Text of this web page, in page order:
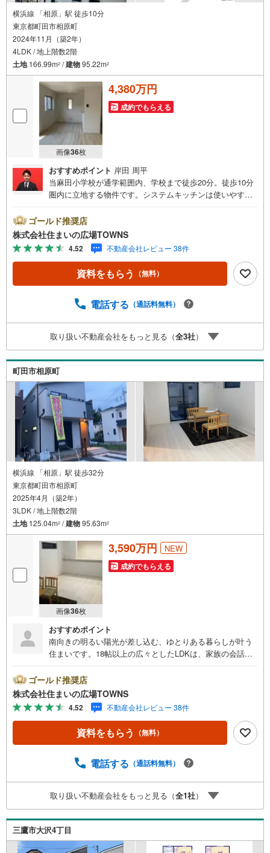
横浜線 「相原」駅 徒歩10分
東京都町田市相原町
2024年11月（築2年）
4LDK / 地上階数2階
土地166.99m2 /建物95.22m2
画像36枚
4,380万円
成約でもらえる
おすすめポイント 岸田 周平
当麻田小学校が通学範囲内、学校まで徒歩20分。徒歩10分
圏内に立地する物件です。システムキッチンは使いやすく
い追焚機能のある浴室です。光や風を感じながら休日を過
ごすことのできるテラスは魅力的です。4LDKの物件は室内
も広々としており、開放感があります。バリアフリーでご
両親との暮らしにもおすすめです。
ゴールド推奨店
株式会社住まいの広場TOWNS
4.52 不動産会社レビュー 38件
資料をもらう （無料）
電話する （通話料無料）
取り扱い不動産会社をもっと見る（全3社）
町田市相原町
横浜線 「相原」駅 徒歩32分
東京都町田市相原町
2025年4月（築2年）
3LDK / 地上階数2階
土地125.04m2 /建物95.63m2
画像36枚
3,590万円 NEW
成約でもらえる
おすすめポイント
南向きの明るい陽光が差し込む、ゆとりある暮らしが叶う
住まいです。18帖以上の広々としたLDKは、家族の会話が
感にあふれています。南庭やバルコニーからは心地よい風
が通り抜け、一年中快適にお過ごしいただけます。設備面
も充実しており、家事負担を軽減する食器洗乾燥機や、防
犯性に優れたスマートキー、断熱性の高い複層ガラスな
ど、日々の暮らしを支える機能が満載です。耐震構造や省
エネ対策も施されており、将来にわたって長く安心して住
さなお子様がいるご家庭にも嬉しい、平坦で美しく整えら
備されているため毎日の通学も安心です。前面道路は6m以
上の幅員があり、並列で2台駐車可能なスペースもゆったり
と確保されています。即入居も可能ですので、新しい生活
をスムーズにスタートさせたい方にも最適です。閑静な住
宅地で、光と風を感じる穏やかな毎日を始めてみません
か。
ゴールド推奨店
株式会社住まいの広場TOWNS
4.52 不動産会社レビュー 38件
資料をもらう （無料）
電話する （通話料無料）
取り扱い不動産会社をもっと見る（全1社）
三鷹市大沢4丁目